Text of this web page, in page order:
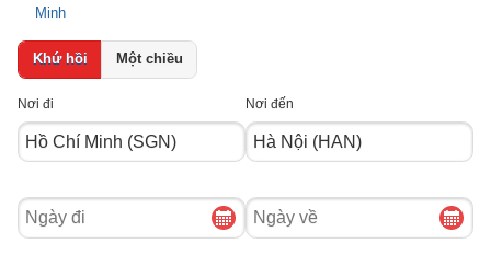
Minh
Khứ hồi Một chiều
Nơi đi Nơi đến
Ngày
đi
Ngày
về